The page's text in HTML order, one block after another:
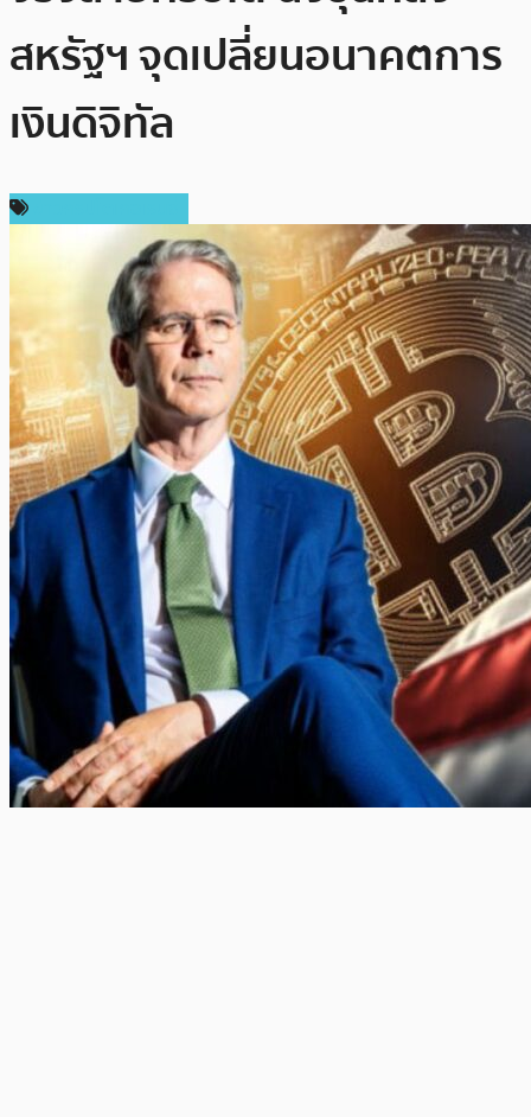
สหรัฐฯ จุดเปลี่ยนอนาคตการ
เงินดิจิทัล